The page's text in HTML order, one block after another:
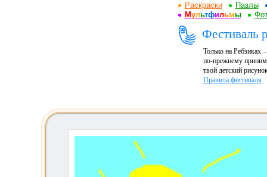
Раскраски
Пазлы
Мультфильмы
Фестиваль
Только на Ребзиках
по-прежнему
твой детский
Правила фестиваля